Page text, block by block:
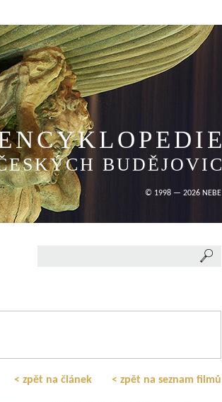
BUDĚJOVIC
© 1998 — 2026 NEBE
< zpět na článek < zpět na seznam filmů